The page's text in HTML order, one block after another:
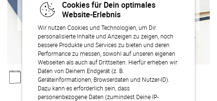
Cookies für Dein optimales
Website-Erlebnis
Wir nutzen Cookies und Technologien, um Dir
personalisierte Inhalte und Anzeigen zu zeigen, noch
bessere Produkte und Services zu bieten und deren
Performance zu messen, sowohl auf unseren eigenen
Webseiten als auch auf Drittseiten. Hierfür erheben wir
Daten von Deinem Endgerät (z. B.
Geräteinformationen, Browserdaten und Nutzer-ID).
Dazu kann es erforderlich sein, dass
personenbezogene Daten (zumindest Deine IP-
Produkt nicht mehr verfügbar
Pastellblüten